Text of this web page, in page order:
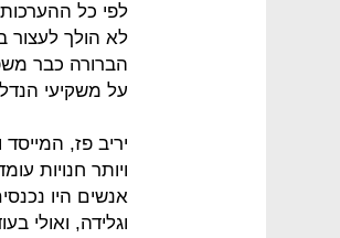
לפי כל
לא הולך לעצור
הברורה כבר
על משקיעי
יריב פז,
ויותר חנויות
וגלידה, ואולי